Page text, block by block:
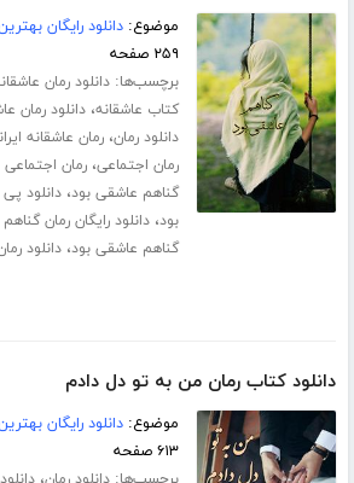
موضوع:دانلود رایگان
۲۵۹ صفحه
برچسب‌ها:دانلود رمان
کتاب عاشقانه،دانلود رمان
دانلود رمان،رمان عاشقانه
رمان اجتماعی،رمان اجتماعی
گناهم عاشقی بود،دانلود
بود،دانلود رایگان رمان
گناهم عاشقی بود،دانلود
دانلود کتاب رمان من به تو دل دادم
موضوع:دانلود رایگان
۶۱۳ صفحه